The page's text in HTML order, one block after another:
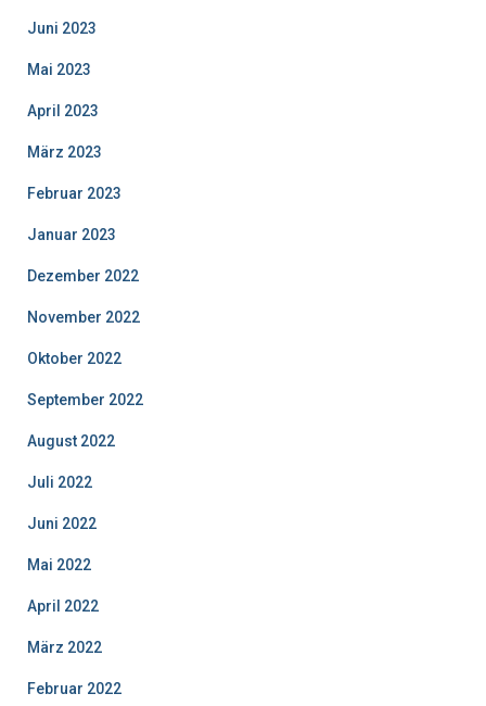
Juni 2023
Mai 2023
April 2023
März 2023
Februar 2023
Januar 2023
Dezember 2022
November 2022
Oktober 2022
September 2022
August 2022
Juli 2022
Juni 2022
Mai 2022
April 2022
März 2022
Februar 2022